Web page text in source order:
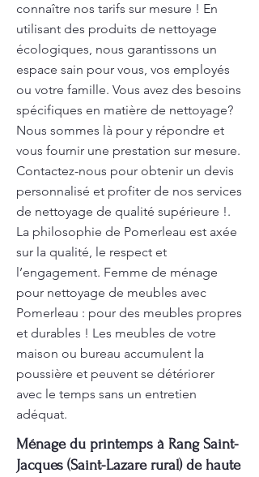
connaître nos tarifs sur mesure ! En
utilisant des produits de nettoyage
écologiques, nous garantissons un
espace sain pour vous, vos employés
ou votre famille. Vous avez des besoins
spécifiques en matière de nettoyage?
Nous sommes là pour y répondre et
vous fournir une prestation sur mesure.
Contactez-nous pour obtenir un devis
personnalisé et profiter de nos services
de nettoyage de qualité supérieure !.
La philosophie de Pomerleau est axée
sur la qualité, le respect et
l’engagement. Femme de ménage
pour nettoyage de meubles avec
Pomerleau : pour des meubles propres
et durables ! Les meubles de votre
maison ou bureau accumulent la
poussière et peuvent se détériorer
avec le temps sans un entretien
adéquat.
Ménage du printemps à Rang Saint-
Jacques (Saint-Lazare rural) de haute